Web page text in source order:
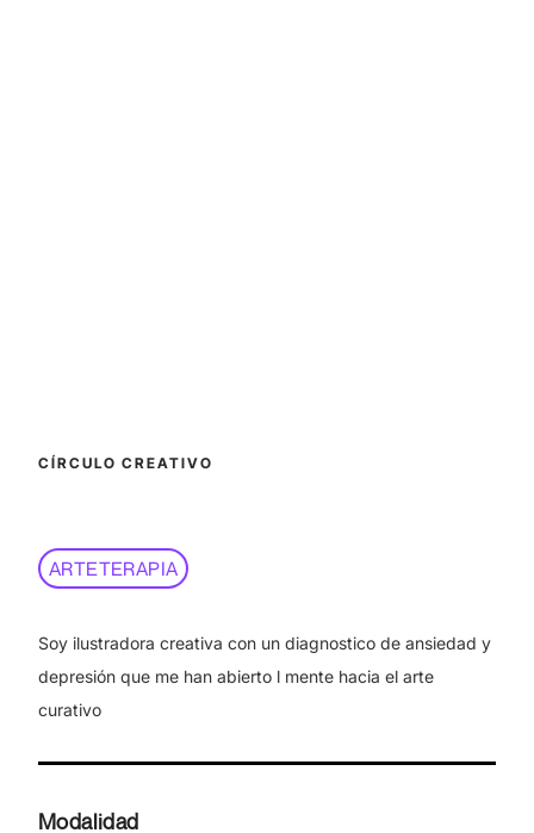
CÍRCULO CREATIVO
ARTETERAPIA
Soy ilustradora creativa con un diagnostico de ansiedad y
depresión que me han abierto l mente hacia el arte
curativo
Modalidad